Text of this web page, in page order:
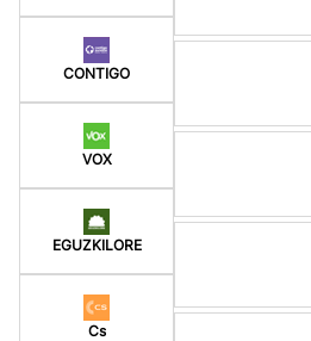
CONTIGO
VOX
EGUZKILORE
Cs